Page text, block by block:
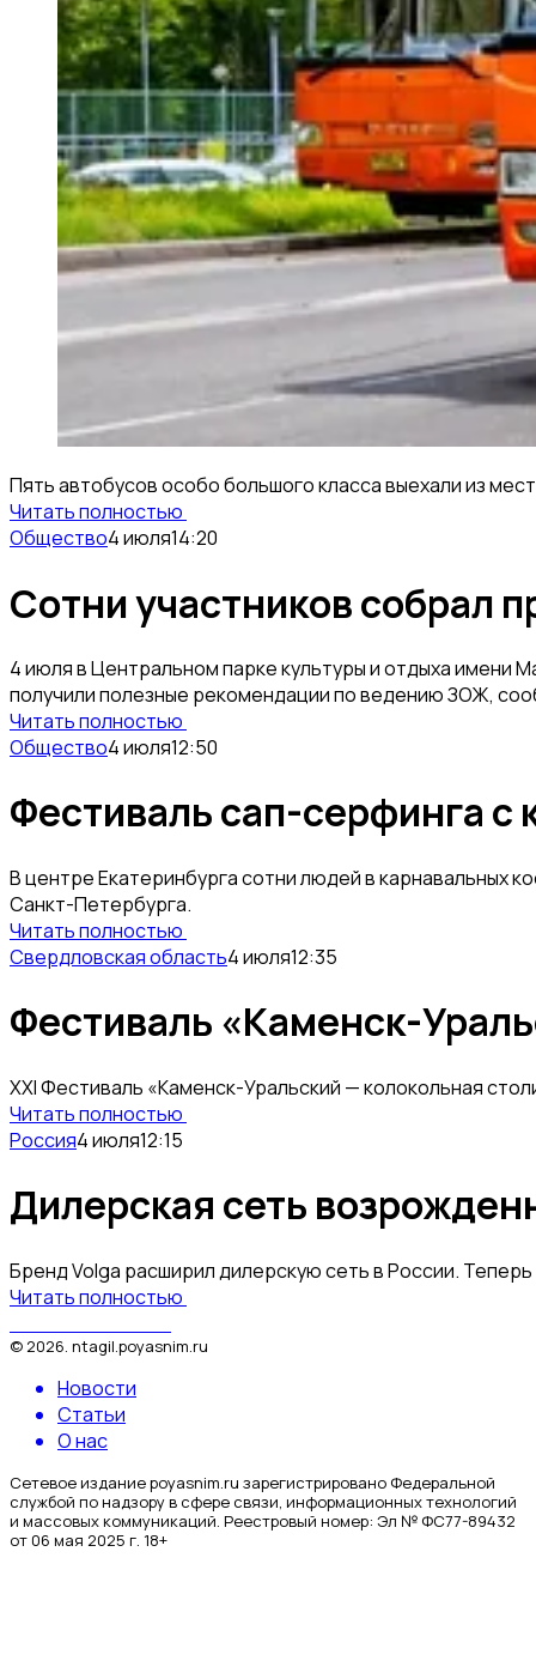
Пять автобусов особо большого класса выехали из
Читать полностью
Общество4 июля14:20
Сотни участников собрал
4 июля в Центральном парке культуры и отдыха имени
получили полезные рекомендации по ведению ЗОЖ,
Читать полностью
Общество4 июля12:50
Фестиваль сап-серфинга
В центре Екатеринбурга сотни людей в карнавальных
Санкт-Петербурга.
Читать полностью
Свердловская область4 июля12:35
Фестиваль «Каменск-
XXI Фестиваль «Каменск-Уральский — колокольная
Читать полностью
Россия4 июля12:15
Дилерская сеть
Бренд Volga расширил дилерскую сеть в России.
Читать полностью
© 2026 ntagil.poyasnim.ru
Новости
Статьи
О нас
Сетевое издание poyasnim.ru зарегистрировано Федеральной
службой по надзору в сфере связи, информационных технологий
и массовых коммуникаций. Реестровый номер: Эл № ФС77-89432
от 06 мая 2025 г. 18+